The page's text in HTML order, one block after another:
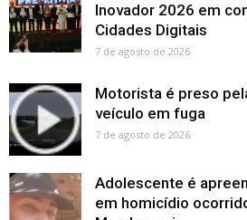
Inovador 2026 em
Cidades Digitais
7 de agosto de 2026
Motorista é preso
veículo em fuga
7 de agosto de 2026
Adolescente é
em homicídio